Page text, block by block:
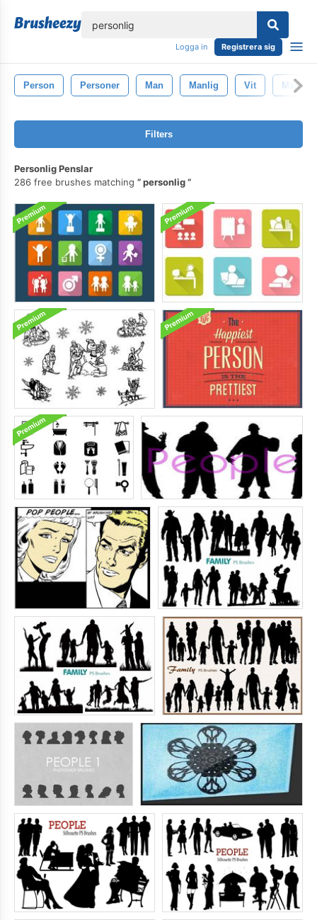
Logga in Registrera sig
Person Personer Man Manlig Vit
Filters
Personlig Penslar
286 free brushes matching
personlig